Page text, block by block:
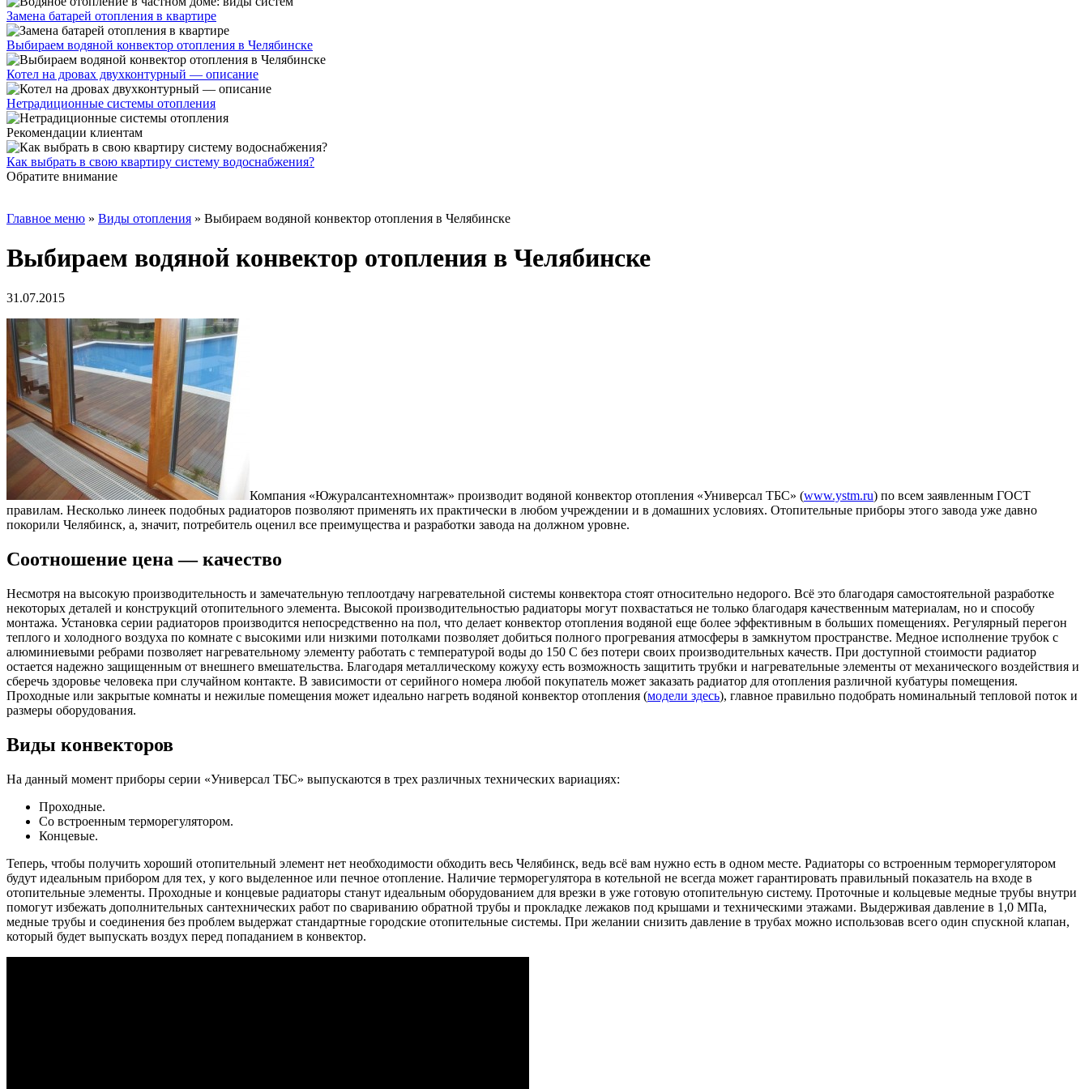
Замена батарей отопления в квартире
Выбираем водяной конвектор отопления в Челябинске
Котел на дровах двухконтурный — описание
Нетрадиционные системы отопления
Рекомендации клиентам
Как выбрать в свою квартиру систему водоснабжения?
Обратите внимание
Главное меню » Виды отопления » Выбираем водяной конвектор отопления в Челябинске
Выбираем водяной конвектор отопления в Челябинске
31.07.2015
Компания «Южуралсантехномнтаж» производит водяной конвектор отопления «Универсал ТБС» (www.ystm.ru) по всем заявленным ГОСТ
правилам. Несколько линеек подобных радиаторов позволяют применять их практически в любом учреждении и в домашних условиях. Отопительные приборы этого завода уже давно
покорили Челябинск, а, значит, потребитель оценил все преимущества и разработки завода на должном уровне.
Соотношение цена — качество
Несмотря на высокую производительность и замечательную теплоотдачу нагревательной системы конвектора стоят относительно недорого. Всё это благодаря самостоятельной разработке
некоторых деталей и конструкций отопительного элемента. Высокой производительностью радиаторы могут похвастаться не только благодаря качественным материалам, но и способу
монтажа. Установка серии радиаторов производится непосредственно на пол, что делает конвектор отопления водяной еще более эффективным в больших помещениях. Регулярный перегон
теплого и холодного воздуха по комнате с высокими или низкими потолками позволяет добиться полного прогревания атмосферы в замкнутом пространстве. Медное исполнение трубок с
алюминиевыми ребрами позволяет нагревательному элементу работать с температурой воды до 150 С без потери своих производительных качеств. При доступной стоимости радиатор
остается надежно защищенным от внешнего вмешательства. Благодаря металлическому кожуху есть возможность защитить трубки и нагревательные элементы от механического воздействия и
сберечь здоровье человека при случайном контакте. В зависимости от серийного номера любой покупатель может заказать радиатор для отопления различной кубатуры помещения.
Проходные или закрытые комнаты и нежилые помещения может идеально нагреть водяной конвектор отопления (модели здесь), главное правильно подобрать номинальный тепловой поток и
размеры оборудования.
Виды конвекторов
На данный момент приборы серии «Универсал ТБС» выпускаются в трех различных технических вариациях:
Проходные.
Со встроенным терморегулятором.
Концевые.
Теперь, чтобы получить хороший отопительный элемент нет необходимости обходить весь Челябинск, ведь всё вам нужно есть в одном месте. Радиаторы со встроенным терморегулятором
будут идеальным прибором для тех, у кого выделенное или печное отопление. Наличие терморегулятора в котельной не всегда может гарантировать правильный показатель на входе в
отопительные элементы. Проходные и концевые радиаторы станут идеальным оборудованием для врезки в уже готовую отопительную систему. Проточные и кольцевые медные трубы внутри
помогут избежать дополнительных сантехнических работ по свариванию обратной трубы и прокладке лежаков под крышами и техническими этажами. Выдерживая давление в 1,0 МПа,
медные трубы и соединения без проблем выдержат стандартные городские отопительные системы. При желании снизить давление в трубах можно использовав всего один спускной клапан,
который будет выпускать воздух перед попаданием в конвектор.